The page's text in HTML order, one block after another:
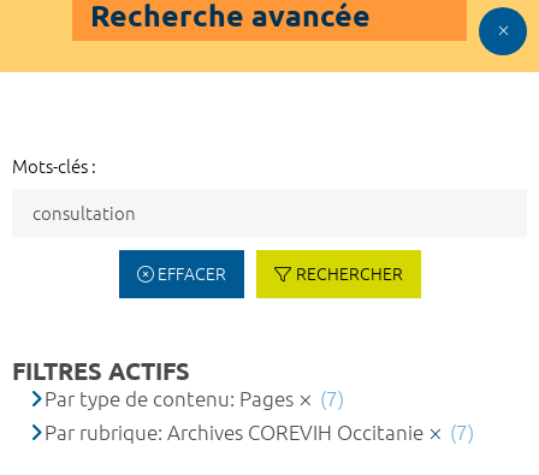
Recherche avancée
Mots-clés :
EFFACER RECHERCHER
FILTRES ACTIFS
Par type de contenu: Pages
(7)
Par rubrique: Archives COREVIH Occitanie
(7)